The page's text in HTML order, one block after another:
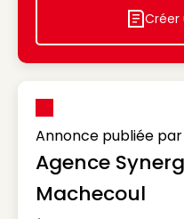
Créer
Annonce publiée par
Agence
Machecoul